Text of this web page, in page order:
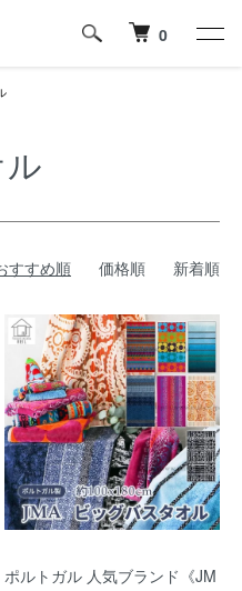
0
すすめ順 価格順 新着順
ポルトガル 人気ブランド《JM